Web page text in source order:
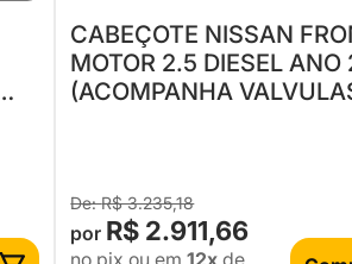
CABEÇOTE NISSAN
MOTOR 2.5 DIESEL ANO
(ACOMPANHA
R$ 3.235,18
R$ 2.911,66